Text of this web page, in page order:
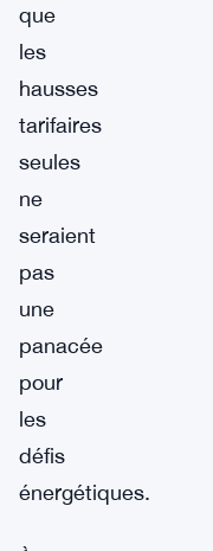
que
les
hausses
tarifaires
seules
ne
seraient
pas
une
panacée
pour
les
défis
énergétiques.